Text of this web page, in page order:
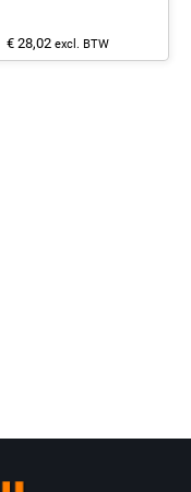
€ 28,02 excl. BTW